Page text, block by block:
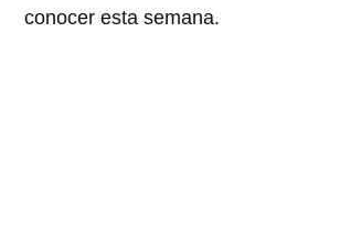
conocer esta semana.